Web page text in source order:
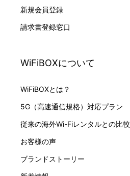
新規会員登録
請求書登録窓口
WiFiBOXについて
WiFiBOXとは？
5G（高速通信規格）対応プラン
従来の海外Wi-Fiレンタルとの比較
お客様の声
ブランドストーリー